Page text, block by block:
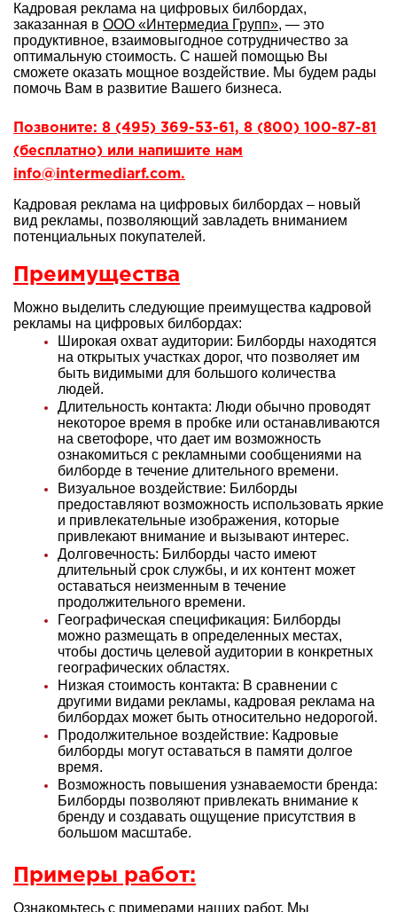
Кадровая реклама на цифровых билбордах,
заказанная в ООО «Интермедиа Групп», — это
продуктивное, взаимовыгодное сотрудничество за
оптимальную стоимость. С нашей помощью Вы
сможете оказать мощное воздействие. Мы будем рады
помочь Вам в развитие Вашего бизнеса.
Позвоните: 8 (495) 369-53-61, 8 (800) 100-87-81
(бесплатно) или напишите нам
info@intermediarf.com.
Кадровая реклама на цифровых билбордах – новый
вид рекламы, позволяющий завладеть вниманием
потенциальных покупателей.
Преимущества
Можно выделить следующие преимущества кадровой
рекламы на цифровых билбордах:
Широкая охват аудитории: Билборды находятся
на открытых участках дорог, что позволяет им
быть видимыми для большого количества
людей.
Длительность контакта: Люди обычно проводят
некоторое время в пробке или останавливаются
на светофоре, что дает им возможность
ознакомиться с рекламными сообщениями на
билборде в течение длительного времени.
Визуальное воздействие: Билборды
предоставляют возможность использовать яркие
и привлекательные изображения, которые
привлекают внимание и вызывают интерес.
Долговечность: Билборды часто имеют
длительный срок службы, и их контент может
оставаться неизменным в течение
продолжительного времени.
Географическая спецификация: Билборды
можно размещать в определенных местах,
чтобы достичь целевой аудитории в конкретных
географических областях.
Низкая стоимость контакта: В сравнении с
другими видами рекламы, кадровая реклама на
билбордах может быть относительно недорогой.
Продолжительное воздействие: Кадровые
билборды могут оставаться в памяти долгое
время.
Возможность повышения узнаваемости бренда:
Билборды позволяют привлекать внимание к
бренду и создавать ощущение присутствия в
большом масштабе.
Примеры работ:
Ознакомьтесь с примерами наших работ. Мы